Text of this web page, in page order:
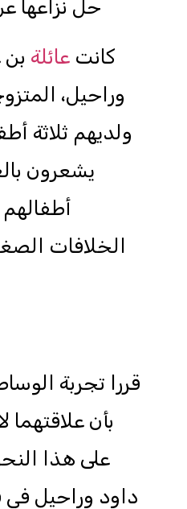
حل نزاعها
كانت عائلة بن
ولديهم ثلاثة
يشعرون
الخلافات
بأن علاقتهما
على هذا
داود وراحيل في